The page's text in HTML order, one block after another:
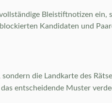
Bleistiftnotizen
Kandidaten und
die Landkarte des
entscheidende Muster